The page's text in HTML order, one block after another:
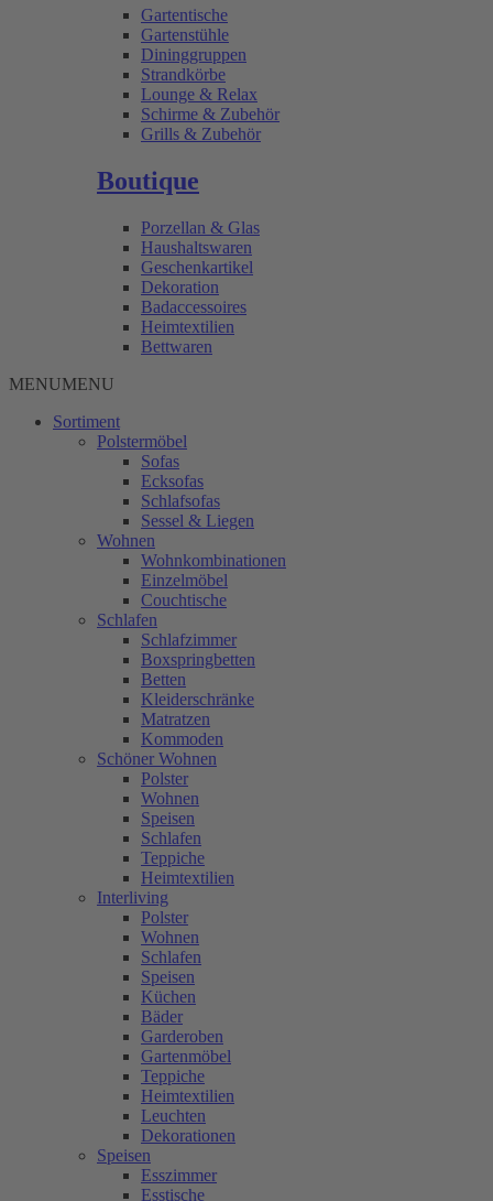
Gartentische
Gartenstühle
Dininggruppen
Strandkörbe
Lounge & Relax
Schirme & Zubehör
Grills & Zubehör
Boutique
Porzellan & Glas
Haushaltswaren
Geschenkartikel
Dekoration
Badaccessoires
Heimtextilien
Bettwaren
MENUMENU
Sortiment
Polstermöbel
Sofas
Ecksofas
Schlafsofas
Sessel & Liegen
Wohnen
Wohnkombinationen
Einzelmöbel
Couchtische
Schlafen
Schlafzimmer
Boxspringbetten
Betten
Kleiderschränke
Matratzen
Kommoden
Schöner Wohnen
Polster
Wohnen
Speisen
Schlafen
Teppiche
Heimtextilien
Interliving
Polster
Wohnen
Schlafen
Speisen
Küchen
Bäder
Garderoben
Gartenmöbel
Teppiche
Heimtextilien
Leuchten
Dekorationen
Speisen
Esszimmer
Esstische